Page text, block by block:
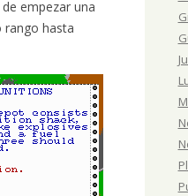
empezar una
rango hasta